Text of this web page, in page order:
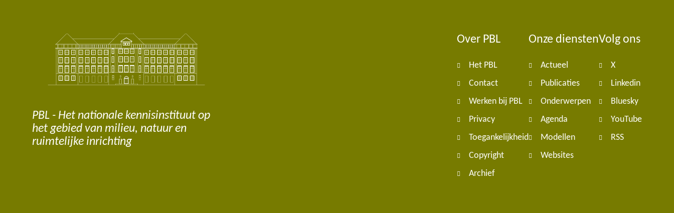
PBL - Het nationale kennisinstituut op
het gebied van milieu, natuur en
ruimtelijke inrichting
Over PBL
Het PBL
Contact
Werken bij PBL
Privacy
Toegankelijkheid
Copyright
Archief
Onze diensten
Actueel
Publicaties
Onderwerpen
Agenda
Modellen
Websites
Volg ons
X
Linkedin
Bluesky
YouTube
RSS